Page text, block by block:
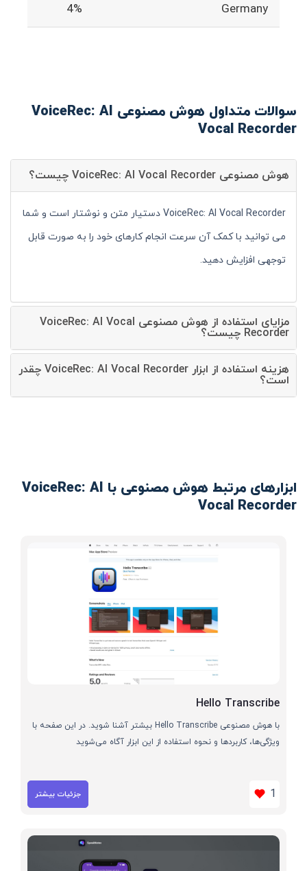
Germany
4%
سوالات متداول هوش مصنوعی VoiceRec: AI
Vocal Recorder
هوش مصنوعی VoiceRec: AI Vocal Recorder چیست؟
VoiceRec: AI Vocal Recorder دستیار متن و نوشتار است و شما
می توانید با کمک آن سرعت انجام کارهای خود را به صورت قابل
توجهی افزایش دهید.
مزایای استفاده از هوش مصنوعی VoiceRec: AI Vocal
Recorder چیست؟
هزینه استفاده از ابزار VoiceRec: AI Vocal Recorder چقدر
است؟
ابزارهای مرتبط هوش مصنوعی با VoiceRec: AI
Vocal Recorder
Hello Transcribe
با هوش مصنوعی Hello Transcribe بیشتر آشنا شوید. در این صفحه با
ویژگی‌ها، کاربردها و نحوه استفاده از این ابزار آگاه می‌شوید
1 جزئیات بیشتر